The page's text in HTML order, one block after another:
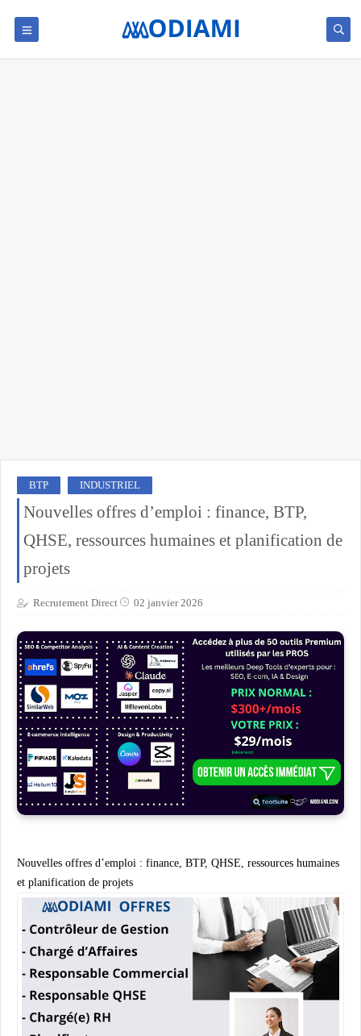
BTP INDUSTRIEL
Nouvelles offres d’emploi : finance, BTP,
QHSE, ressources humaines et planification de
projets
Recrutement Direct 02 janvier 2026
Nouvelles offres d’emploi : finance, BTP, QHSE, ressources humaines
et planification de projets